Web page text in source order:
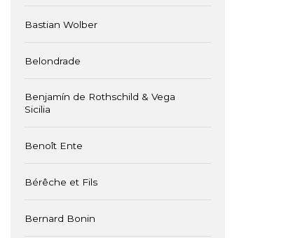
Bastian Wolber
Belondrade
Benjamín de Rothschild & Vega
Sicilia
Benoît Ente
Bérêche et Fils
Bernard Bonin